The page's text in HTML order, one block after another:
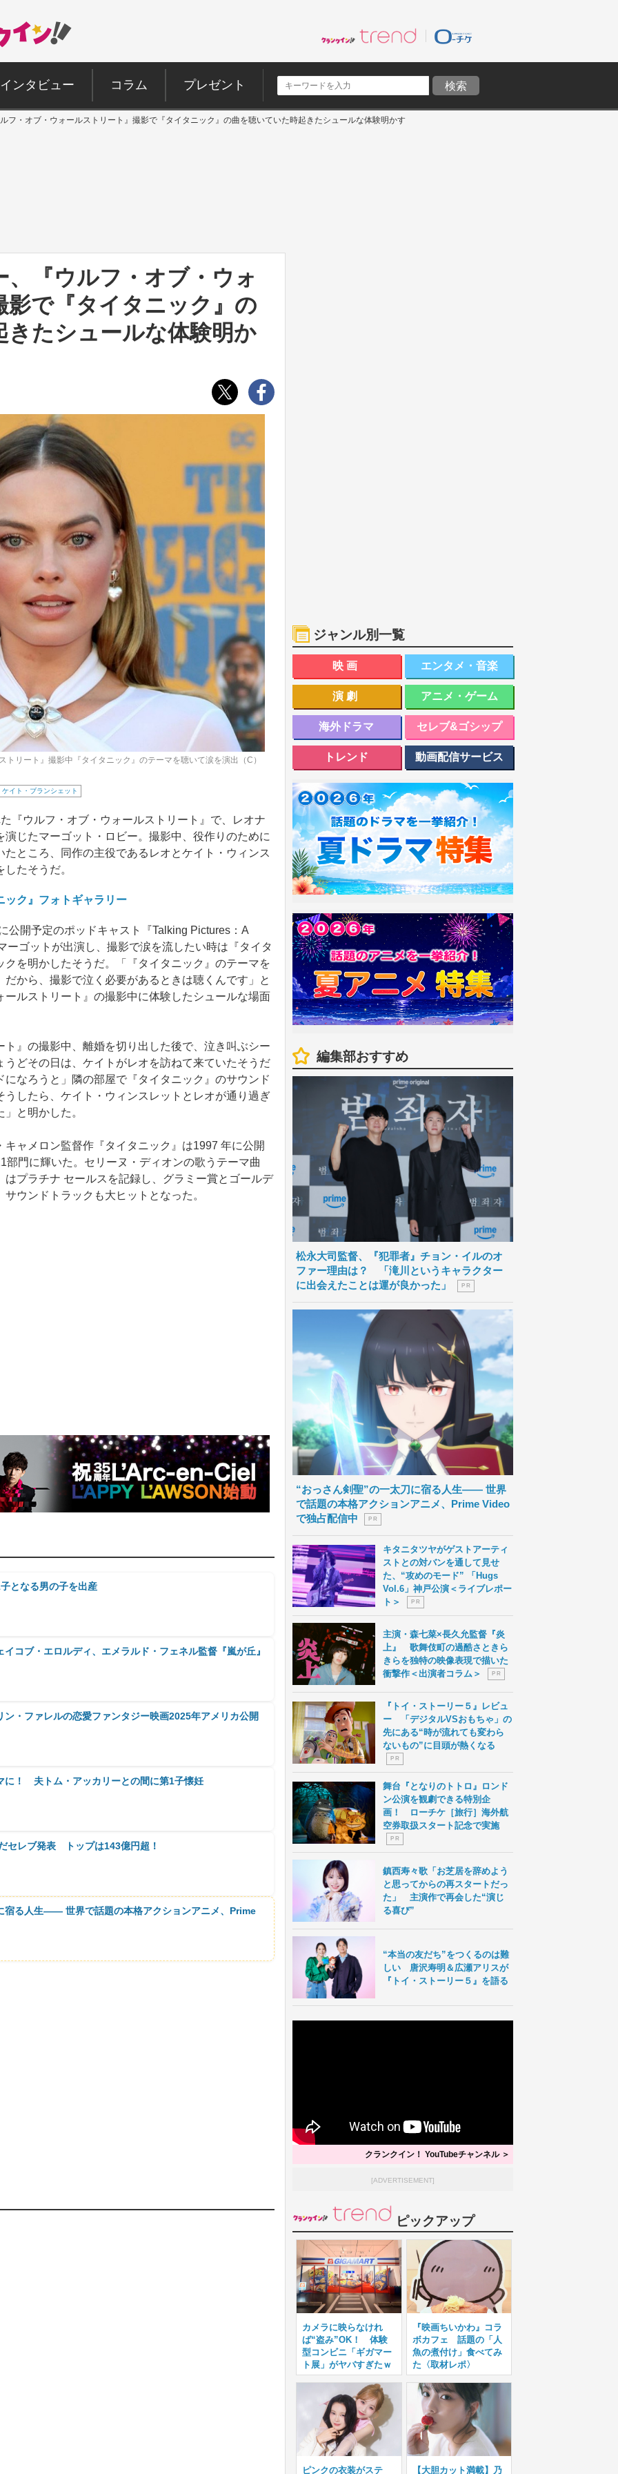
インタビュー コラム プレゼント
フ・オブ・ウォールストリート』撮影で『タイタニック』の曲を聴いていた時起きたシュールな体験明かす
『ウルフ・オブ・ウォ
で『タイタニック』の
たシュールな体験明か
リート』撮影中『タイタニック』のテーマを聴いて涙を演出（C）
ケイト・ブランシェット
ウルフ・オブ・ウォールストリート』で、レオナ
じたマーゴット・ロビー。撮影中、役作りのために
ところ、同作の主役であるレオとケイト・ウィンス
たそうだ。
ック』フォトギャラリー
開予定のポッドキャスト『Talking Pictures：A
ーゴットが出演し、撮影で涙を流したい時は『タイタ
を明かしたそうだ。「『タイタニック』のテーマを
から、撮影で泣く必要があるときは聴くんです」と
ルストリート』の撮影中に体験したシュールな場面
』の撮影中、離婚を切り出した後で、泣き叫ぶシー
どその日は、ケイトがレオを訪ねて来ていたそうだ
なろうと」隣の部屋で『タイタニック』のサウンド
したら、ケイト・ウィンスレットとレオが通り過ぎ
と明かした。
ャメロン監督作『タイタニック』は1997 年に公開
門に輝いた。セリーヌ・ディオンの歌うテーマ曲
プラチナ セールスを記録し、グラミー賞とゴールデ
ウンドトラックも大ヒットとなった。
となる男の子を出産
コブ・エロルディ、エメラルド・フェネル監督『嵐が丘』
ン・ファレルの恋愛ファンタジー映画2025年アメリカ公開
に！ 夫トム・アッカリーとの間に第1子懐妊
セレブ発表 トップは143億円超！
宿る人生―― 世界で話題の本格アクションアニメ、Prime
ジャンル別一覧
映画 エンタメ・音楽
演劇 アニメ・ゲーム
海外ドラマ セレブ&ゴシップ
トレンド 動画配信サービス
編集部おすすめ
松永大司監督、『犯罪者』チョン・イルのオ
ファー理由は？ 「滝川というキャラクター
に出会えたことは運が良かった」
P R
“おっさん剣聖”の一太刀に宿る人生―― 世界
で話題の本格アクションアニメ、Prime Video
で独占配信中
P R
キタニタツヤがゲストアーティ
ストとの対バンを通して見せ
た、“攻めのモード” 「Hugs
Vol.6」神戸公演＜ライブレポー
ト＞
P R
主演・森七菜×長久允監督『炎
上』 歌舞伎町の過酷さときら
きらを独特の映像表現で描いた
衝撃作＜出演者コラム＞
P R
『トイ・ストーリー５』レビュ
ー 「デジタルVSおもちゃ」の
先にある“時が流れても変わら
ないもの”に目頭が熱くなる
P R
舞台『となりのトトロ』ロンド
ン公演を観劇できる特別企
画！ ローチケ［旅行］海外航
空券取扱スタート記念で実施
P R
鎮西寿々歌「お芝居を辞めよう
と思ってからの再スタートだっ
た」 主演作で再会した“演じ
る喜び”
“本当の友だち”をつくるのは難
しい 唐沢寿明＆広瀬アリスが
『トイ・ストーリー５』を語る
クランクイン！ YouTubeチャンネル ＞
[ADVERTISEMENT]
ピックアップ
カメラに映らなけれ
ば“盗み”OK！ 体験
型コンビニ「ギガマー
ト展」がヤバすぎたｗ
『映画ちいかわ』コラ
ボカフェ 話題の「人
魚の煮付け」食べてみ
た〈取材レポ〉
ピンクの衣装がステ 【大胆カット満載】乃